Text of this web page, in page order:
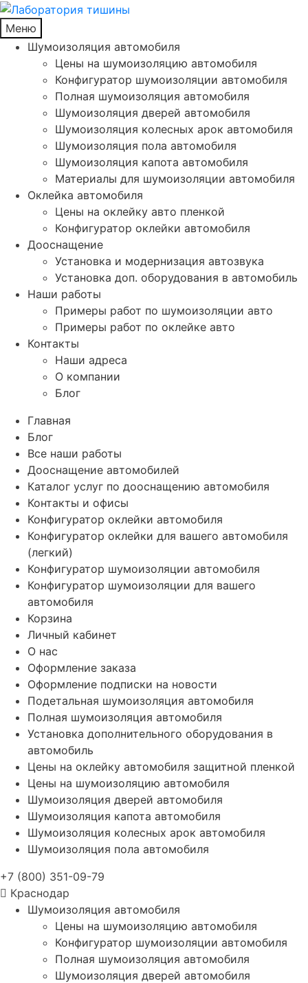
Меню
Шумоизоляция автомобиля
Цены на шумоизоляцию автомобиля
Конфигуратор шумоизоляции автомобиля
Полная шумоизоляция автомобиля
Шумоизоляция дверей автомобиля
Шумоизоляция колесных арок автомобиля
Шумоизоляция пола автомобиля
Шумоизоляция капота автомобиля
Материалы для шумоизоляции автомобиля
Оклейка автомобиля
Цены на оклейку авто пленкой
Конфигуратор оклейки автомобиля
Дооснащение
Установка и модернизация автозвука
Установка доп. оборудования в автомобиль
Наши работы
Примеры работ по шумоизоляции авто
Примеры работ по оклейке авто
Контакты
Наши адреса
О компании
Блог
Главная
Блог
Все наши работы
Дооснащение автомобилей
Каталог услуг по дооснащению автомобиля
Контакты и офисы
Конфигуратор оклейки автомобиля
Конфигуратор оклейки для вашего автомобиля
(легкий)
Конфигуратор шумоизоляции автомобиля
Конфигуратор шумоизоляции для вашего
автомобиля
Корзина
Личный кабинет
О нас
Оформление заказа
Оформление подписки на новости
Подетальная шумоизоляция автомобиля
Полная шумоизоляция автомобиля
Установка дополнительного оборудования в
автомобиль
Цены на оклейку автомобиля защитной пленкой
Цены на шумоизоляцию автомобиля
Шумоизоляция дверей автомобиля
Шумоизоляция капота автомобиля
Шумоизоляция колесных арок автомобиля
Шумоизоляция пола автомобиля
+7 (800) 351-09-79
Краснодар
Шумоизоляция автомобиля
Цены на шумоизоляцию автомобиля
Конфигуратор шумоизоляции автомобиля
Полная шумоизоляция автомобиля
Шумоизоляция дверей автомобиля